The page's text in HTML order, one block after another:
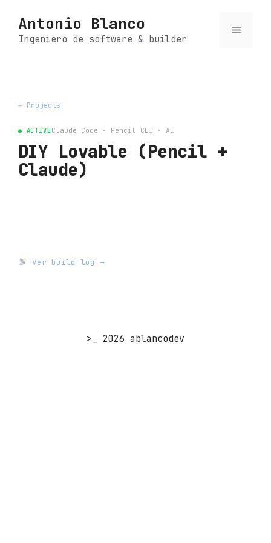
contenido
Antonio Blanco
Ingeniero de software & builder
Menú
← Projects
● ACTIVEClaude Code · Pencil CLI · AI
DIY Lovable (Pencil +
Claude)
Ver build log →
>_ 2026 ablancodev